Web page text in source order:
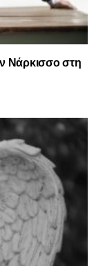
Νάρκισσο στη